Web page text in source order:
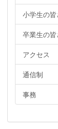
小学生の
卒業生の
アクセス
通信制
事務